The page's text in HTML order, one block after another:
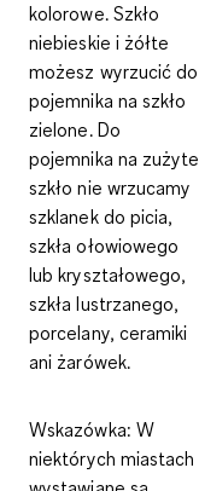
kolorowe. Szkło
niebieskie i żółte
możesz wyrzucić do
pojemnika na szkło
zielone. Do
pojemnika na zużyte
szkło nie wrzucamy
szklanek do picia,
szkła ołowiowego
lub kryształowego,
szkła lustrzanego,
porcelany, ceramiki
ani żarówek.
Wskazówka: W
niektórych miastach